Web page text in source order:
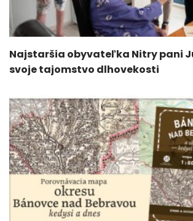
Najstaršia obyvateľka Nitry pani
svoje tajomstvo dlhovekosti